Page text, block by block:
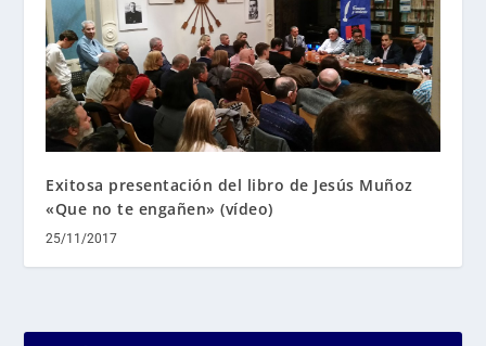
Exitosa presentación del libro de Jesús Muñoz
«Que no te engañen» (vídeo)
25/11/2017